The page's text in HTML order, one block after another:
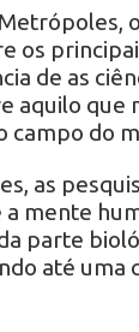
os
de as
aquilo que
campo do
as
a mente
parte
até uma